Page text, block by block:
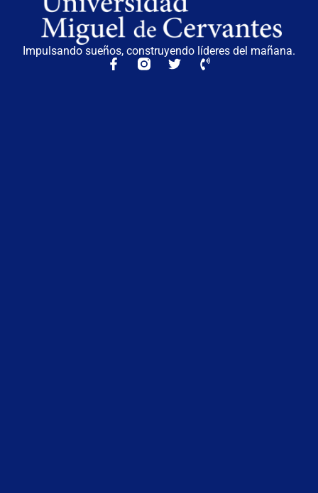
Impulsando sueños, construyendo líderes del mañana.